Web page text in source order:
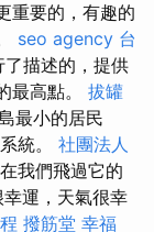
重要的，有趣的
seo agency 台
描述的，提供
最高點。 拔罐
最小的居民
統。 社團法人
我們飛過它的
運，天氣很幸
撥筋堂 幸福